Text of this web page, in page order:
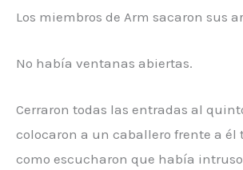
Los miembros de Arm sacaron sus
No había ventanas abiertas.
Cerraron todas las entradas al
colocaron a un caballero frente a él
como escucharon que había